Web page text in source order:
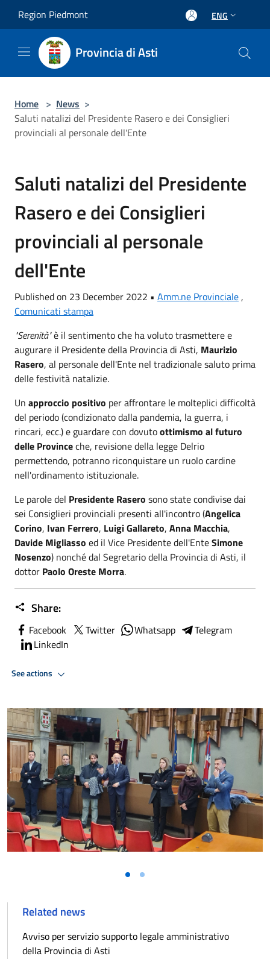
Region Piedmont ENG
Provincia di Asti
Home > News >
Saluti natalizi del Presidente Rasero e dei Consiglieri
provinciali al personale dell'Ente
Saluti natalizi del Presidente
Rasero e dei Consiglieri
provinciali al personale
dell'Ente
Published on 23 December 2022 • Amm.ne Provinciale ,
Comunicati stampa
"Serenità"è il sentimento che ha voluto trasmettere e
augurare il Presidente della Provincia di Asti, Maurizio
Rasero, al personale dell'Ente nel tradizionale saluto prima
delle festività natalizie.
Un approccio positivo per affrontare le molteplici difficoltà
del periodo (condizionato dalla pandemia, la guerra, i
rincari, ecc.) e guardare con dovutoottimismo al futuro
delle Provinceche, revisione della legge Delrio
permettendo, potranno riconquistare un ruolo cardine
nell'ordinamento istituzionale.
Le parole del Presidente Rasero sono state condivise dai
sei Consiglieri provinciali presenti all'incontro (Angelica
Corino, Ivan Ferrero, Luigi Gallareto, Anna Macchia,
Davide Migliasso ed il Vice Presidente dell'EnteSimone
Nosenzo) nonché dal Segretario della Provincia di Asti, il
dottor Paolo Oreste Morra.
Share:
Facebook Twitter Whatsapp
Telegram
LinkedIn
See actions
Related news
Avviso per servizio supporto legale amministrativo
della Provincia di Asti